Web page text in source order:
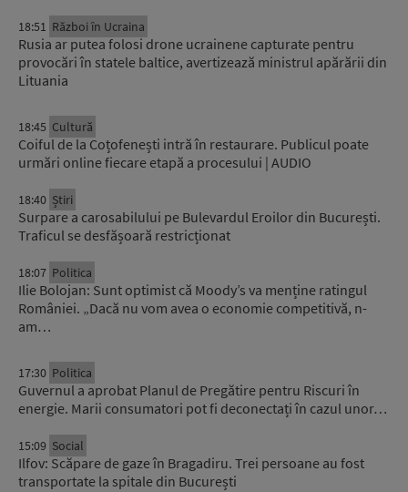
18:51 Război în Ucraina
Rusia ar putea folosi drone ucrainene capturate pentru
provocări în statele baltice, avertizează ministrul apărării din
Lituania
18:45 Cultură
Coiful de la Coțofenești intră în restaurare. Publicul poate
urmări online fiecare etapă a procesului | AUDIO
18:40 Știri
Surpare a carosabilului pe Bulevardul Eroilor din București.
Traficul se desfășoară restricționat
18:07 Politica
Ilie Bolojan: Sunt optimist că Moody’s va menține ratingul
României. „Dacă nu vom avea o economie competitivă, n-
am…
17:30 Politica
Guvernul a aprobat Planul de Pregătire pentru Riscuri în
energie. Marii consumatori pot fi deconectați în cazul unor…
15:09 Social
Ilfov: Scăpare de gaze în Bragadiru. Trei persoane au fost
transportate la spitale din București